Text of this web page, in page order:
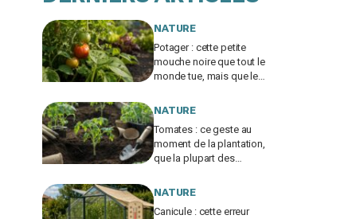
NATURE
Potager : cette petite
mouche noire que tout le
monde tue, mais que les
travailler tout l’été
NATURE
Tomates : ce geste au
moment de la plantation,
que la plupart des
accélère vos récoltes
NATURE
Canicule : cette erreur